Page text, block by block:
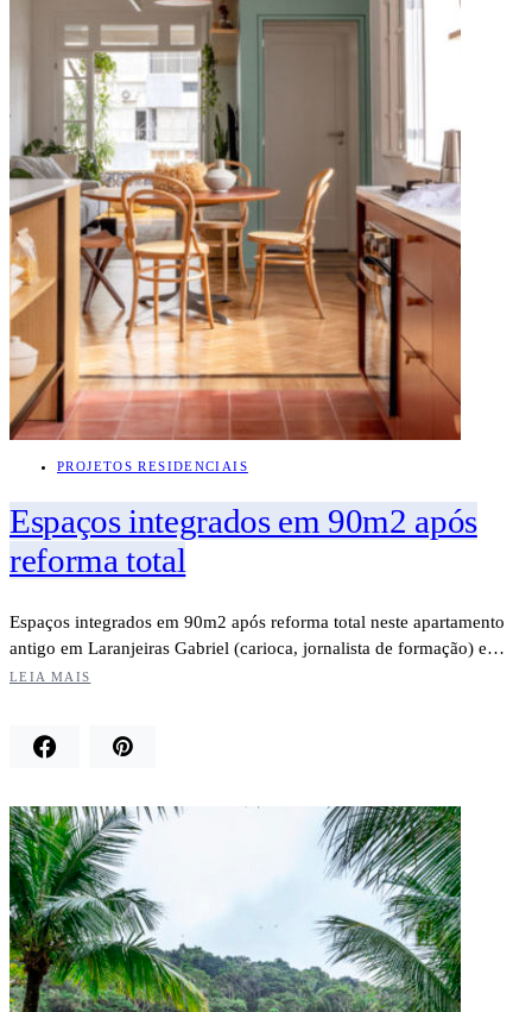
PROJETOS RESIDENCIAIS
Espaços integrados em 90m2 após
reforma total
Espaços integrados em 90m2 após reforma total neste apartamento
antigo em Laranjeiras Gabriel (carioca, jornalista de formação) e…
LEIA MAIS